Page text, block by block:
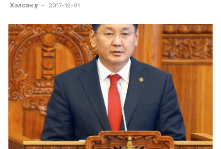
Хэлсэн үг 2017-12-01